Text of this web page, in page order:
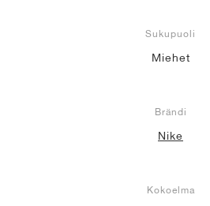
Sukupuoli
Miehet
Brändi
Nike
Kokoelma